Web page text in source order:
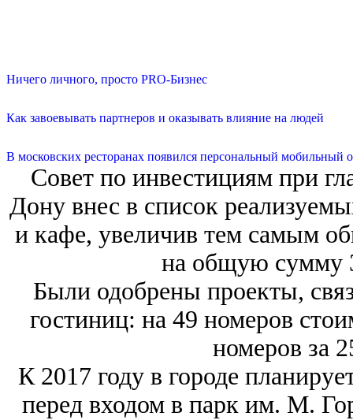
Ничего личного, просто PRO-Бизнес
Как завоевывать партнеров и оказывать влияние на людей
В московских ресторанах появился персональный мобильный
Совет по инвестициям при
Дону внес в список
и кафе, увеличив тем самым
на общую сумму
Были одобрены проекты,
гостиниц: на 49 номеров
номеров за
К 2017 году в городе
перед входом в парк им. М.